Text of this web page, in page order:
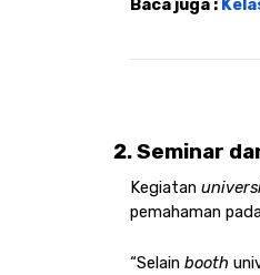
Baca juga :
Seminar
Kegiatan
pemahaman
“Selain booth